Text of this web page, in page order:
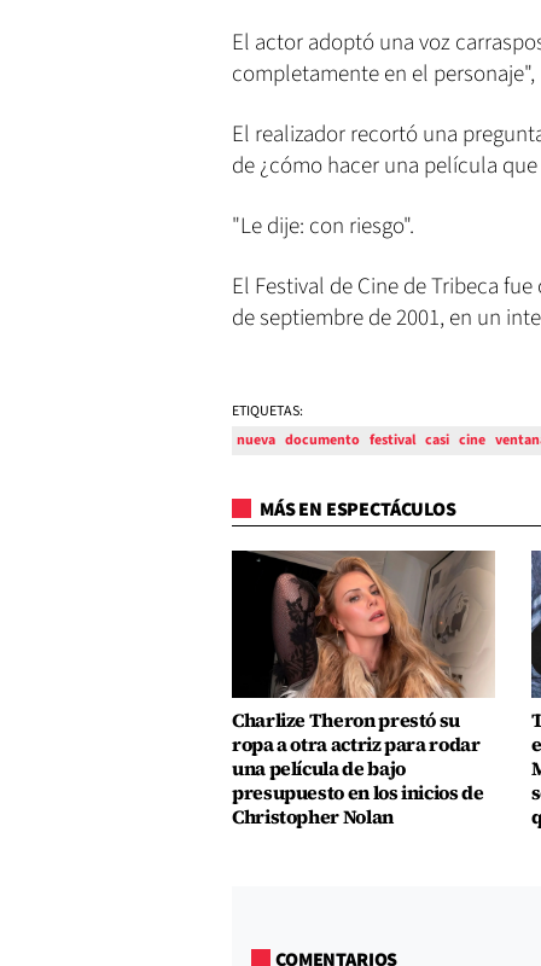
El actor adoptó una voz
completamente en el
El realizador recortó una
de ¿cómo hacer una película
"Le dije: con riesgo".
El Festival de Cine de Tribeca
de septiembre de 2001, en un
ETIQUETAS:
nueva documento festival casi cine
MÁS EN ESPECTÁCULOS
Charlize Theron prestó su
ropa a otra actriz para rodar
una película de bajo
presupuesto en los inicios de
Christopher Nolan
COMENTARIOS